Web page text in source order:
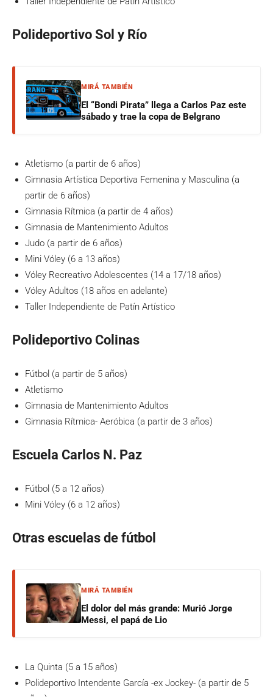
Polideportivo Sol y Río
MIRÁ TAMBIÉN
El “Bondi Pirata” llega a Carlos Paz este
sábado y trae la copa de Belgrano
Atletismo (a partir de 6 años)
Gimnasia Artística Deportiva Femenina y Masculina (a
partir de 6 años)
Gimnasia Rítmica (a partir de 4 años)
Gimnasia de Mantenimiento Adultos
Judo (a partir de 6 años)
Mini Vóley (6 a 13 años)
Vóley Recreativo Adolescentes (14 a 17/18 años)
Vóley Adultos (18 años en adelante)
Taller Independiente de Patín Artístico
Polideportivo Colinas
Fútbol (a partir de 5 años)
Atletismo
Gimnasia de Mantenimiento Adultos
Gimnasia Rítmica- Aeróbica (a partir de 3 años)
Escuela Carlos N. Paz
Fútbol (5 a 12 años)
Mini Vóley (6 a 12 años)
Otras escuelas de fútbol
MIRÁ TAMBIÉN
El dolor del más grande: Murió Jorge
Messi, el papá de Lio
La Quinta (5 a 15 años)
Polideportivo Intendente García -ex Jockey- (a partir de 5